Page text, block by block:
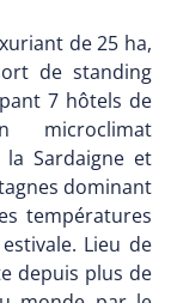
de 25 ha,
de standing
7 hôtels de
microclimat
Sardaigne et
dominant
températures
Lieu de
depuis plus de